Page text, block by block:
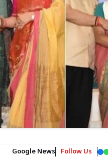
Google News Follow Us